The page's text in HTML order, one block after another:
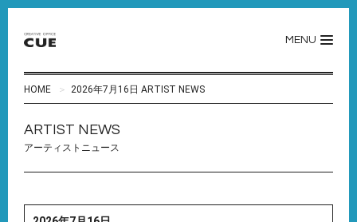
MENU
HOME 2026年7月16日 ARTIST NEWS
ARTIST NEWS
アーティストニュース